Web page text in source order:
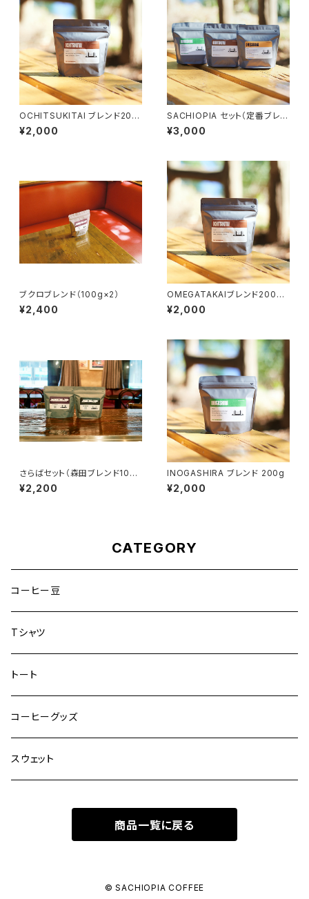
OCHITSUKITAI ブレンド200
g
¥2,000
SACHIOPIA セット（定番ブレン
ド３種×100g）
¥3,000
ブクロブレンド（100g×2）
¥2,400
OMEGATAKAIブレンド200g
¥2,000
さらばセット（森田ブレンド100
g、ブクロブレンド100g）
¥2,200
INOGASHIRA ブレンド 200g
¥2,000
CATEGORY
コーヒー豆
Tシャツ
トート
コーヒーグッズ
スウェット
商品一覧に戻る
© SACHIOPIA COFFEE